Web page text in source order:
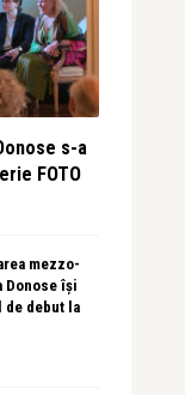
s-a
FOTO
mezzo-
Donose își
de debut la